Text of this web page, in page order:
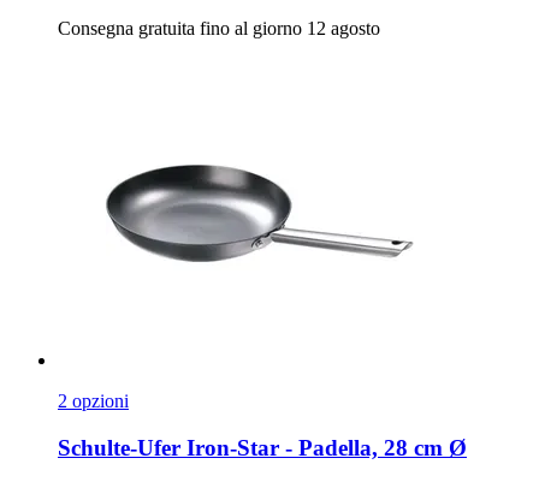
Consegna gratuita fino al giorno 12 agosto
2 opzioni
Schulte-Ufer Iron-​Star -​ Padella, 28 cm Ø